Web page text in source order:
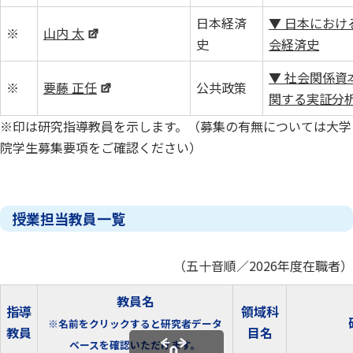
※ 山内 太
日本経済
史
▼ 日本におけ
会経済史
※ 要藤 正任 公共政策
▼ 社会関係資
関する実証分
※印は研究指導教員を示します。（募集の有無については大学
院学生募集要項をご確認ください）
授業担当教員一覧
（五十音順／2026年度在職者）
指導
教員
教員名
※名前をクリックすると研究者データ
ベースを確認いただけます。
領域科
目名